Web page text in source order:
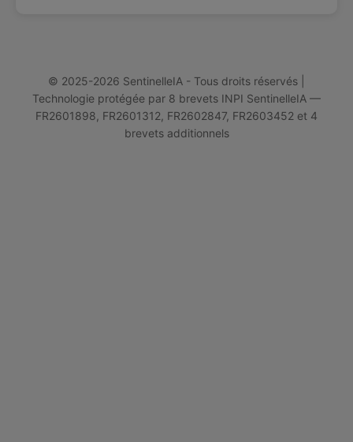
© 2025-2026 SentinelleIA - Tous droits réservés |
Technologie protégée par 8 brevets INPI SentinelleIA —
FR2601898, FR2601312, FR2602847, FR2603452 et 4
brevets additionnels